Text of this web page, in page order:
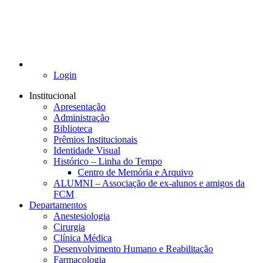
Login
Institucional
Apresentação
Administração
Biblioteca
Prêmios Institucionais
Identidade Visual
Histórico – Linha do Tempo
Centro de Memória e Arquivo
ALUMNI – Associação de ex-alunos e amigos da
FCM
Departamentos
Anestesiologia
Cirurgia
Clínica Médica
Desenvolvimento Humano e Reabilitação
Farmacologia